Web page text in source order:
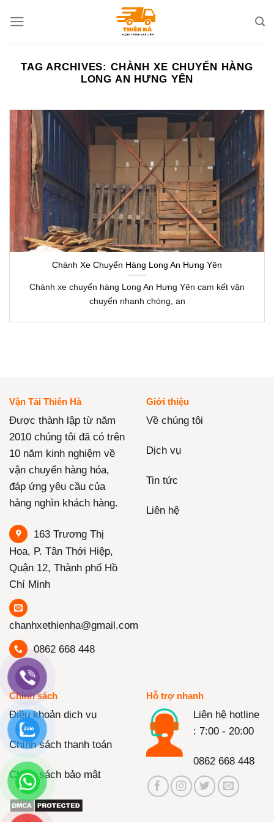
TAG ARCHIVES: CHÀNH XE CHUYỂN HÀNG
LONG AN HƯNG YÊN
Chành Xe Chuyển Hàng Long An Hưng Yên
Chành xe chuyển hàng Long An Hưng Yên cam kết vận
chuyển nhanh chóng, an
Vận Tải Thiên Hà
Được thành lập từ năm
2010 chúng tôi đã có trên
10 năm kinh nghiệm về
vận chuyển hàng hóa,
đáp ứng yêu cầu của
hàng nghìn khách hàng.
163 Trương Thị
Hoa, P. Tân Thới Hiệp,
Quận 12, Thành phố Hồ
Chí Minh
chanhxethienha@gmail.com
0862 668 448
Giới thiệu
Về chúng tôi
Dịch vụ
Tin tức
Liên hệ
Chính sách
Điều khoản dịch vụ
Chính sách thanh toán
Chính sách bảo mật
Hỗ trợ nhanh
Liên hệ hotline
: 7:00 - 20:00
0862 668 448